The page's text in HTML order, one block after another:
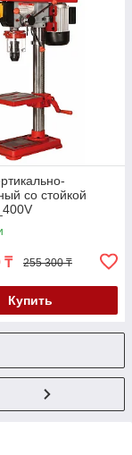
со стойкой
₸ 255 300 ₸
Купить